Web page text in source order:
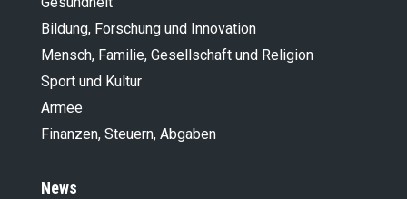
Bildung, Forschung und Innovation
Mensch, Familie, Gesellschaft und Religion
Sport und Kultur
Armee
Finanzen, Steuern, Abgaben
News